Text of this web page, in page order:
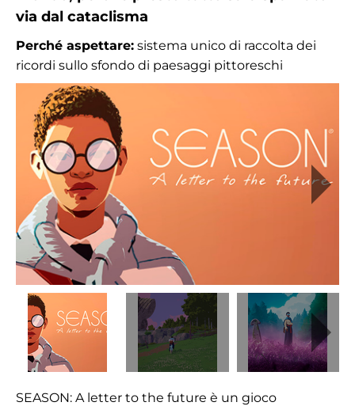
via dal cataclisma
Perché aspettare: sistema unico di raccolta dei
ricordi sullo sfondo di paesaggi pittoreschi
SEASON: A letter to the future è un gioco